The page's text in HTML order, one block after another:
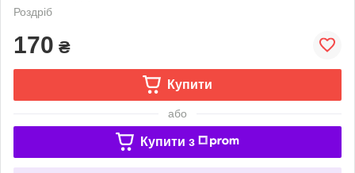
Роздріб
170 ₴
Купити
або
Купити з